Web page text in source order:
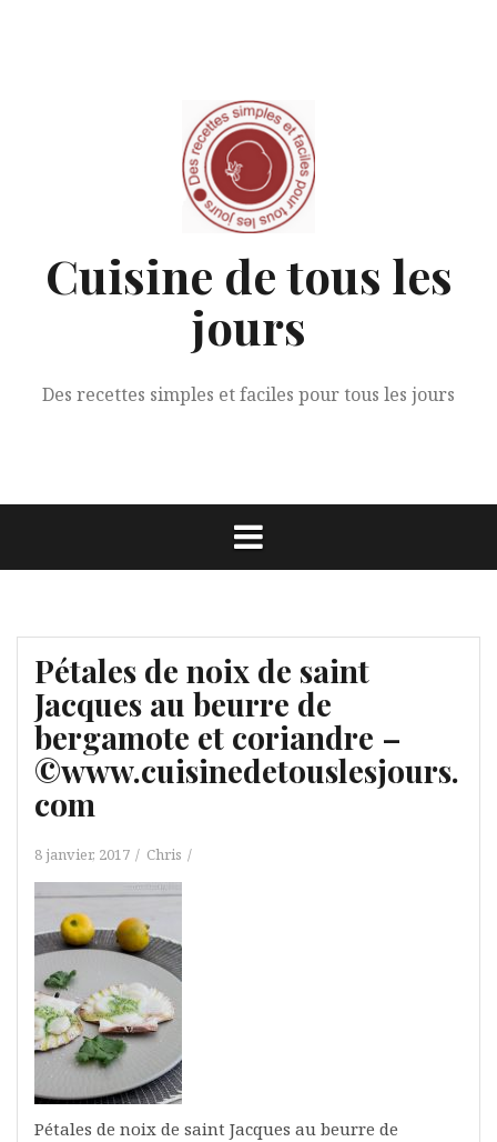
Cuisine de tous les
jours
Des recettes simples et faciles pour tous les jours
Pétales de noix de saint
Jacques au beurre de
bergamote et coriandre –
©www.cuisinedetouslesjours.
com
8 janvier, 2017 Chris
Pétales de noix de saint Jacques au beurre de